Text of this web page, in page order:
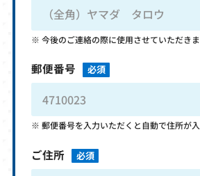
今後のご連絡の際に使用させていただき
郵便番号 必須
郵便番号を入力いただくと自動で住所が
ご住所 必須